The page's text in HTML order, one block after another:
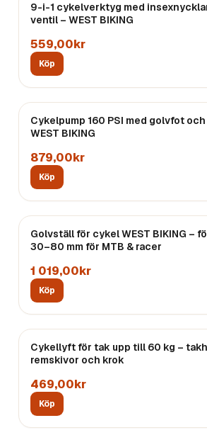
Endast3kvar
9-i-1 cykelverktyg med
ventil – WEST BIKING
559,00kr
Köp
Cykelpump 160 PSI med golvfot
WEST BIKING
879,00kr
Köp
Endast5 kvar
Golvställ för cykel WEST BIKING –
30–80 mm för MTB & racer
1 019,00kr
Köp
Cykellyft för tak upp till 60 kg –
remskivor och krok
469,00kr
Köp